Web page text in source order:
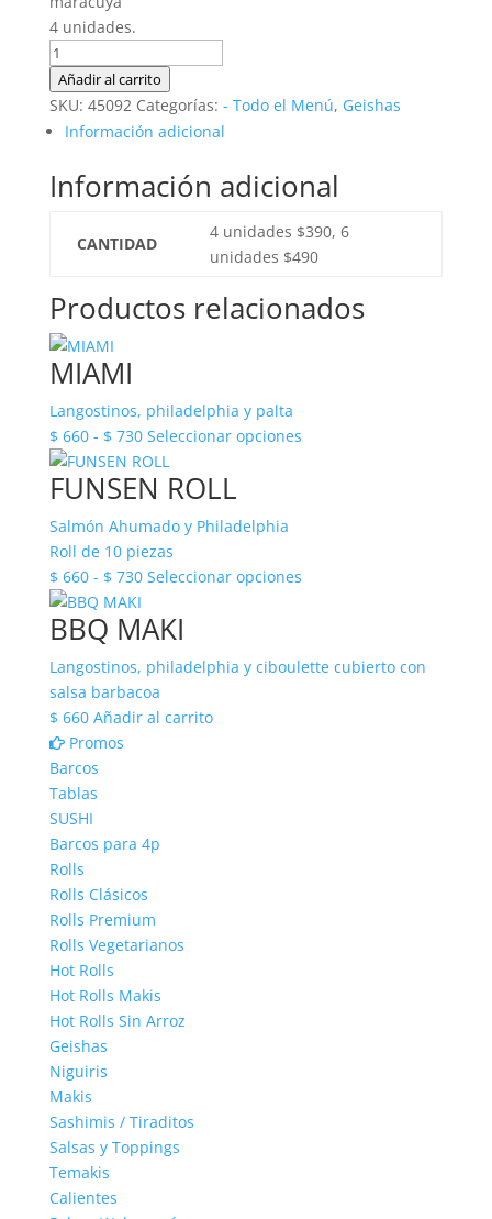
4 unidades.
Geishas
Premium
x4
cantidad
Añadir al carrito
SKU: 45092 Categorías: - Todo el Menú, Geishas
Información adicional
Información adicional
CANTIDAD
4 unidades $390, 6
unidades $490
Productos relacionados
MIAMI
Langostinos, philadelphia y palta
$ 660 - $ 730Rango
de
precios:
$ 660
hasta
$ 730
Seleccionar opcionesEste
opciones
elegir
FUNSEN ROLL
Salmón Ahumado y Philadelphia
Roll de 10 piezas
$ 660 - $ 730Rango
precios:
$ 660
hasta
$ 730
Seleccionar opcionesEste
variantes.
BBQ MAKI
Langostinos, philadelphia y ciboulette cubierto con
salsa barbacoa
$ 660 Añadir al carrito
Promos
Barcos
Tablas
SUSHI
Barcos para 4p
Rolls
Rolls Clásicos
Rolls Premium
Rolls Vegetarianos
Hot Rolls
Hot Rolls Makis
Hot Rolls Sin Arroz
Geishas
Niguiris
Makis
Sashimis / Tiraditos
Salsas y Toppings
Temakis
Calientes